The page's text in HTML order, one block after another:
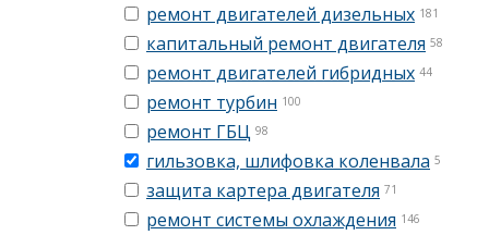
ремонт двигателей дизельных 181
капитальный ремонт двигателя 58
ремонт двигателей гибридных 44
ремонт турбин 100
ремонт ГБЦ 98
гильзовка, шлифовка коленвала 5
защита картера двигателя 71
ремонт системы охлаждения 146